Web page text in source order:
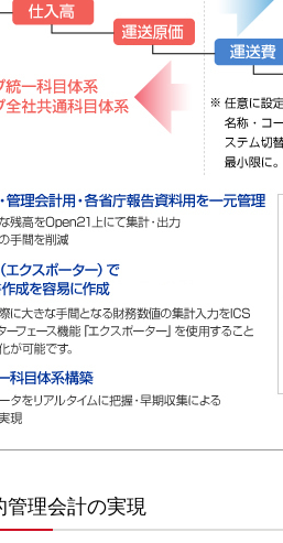
管理会計の実現